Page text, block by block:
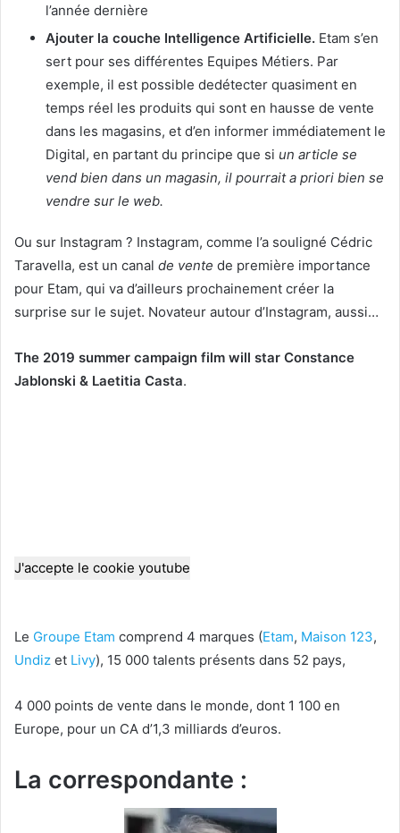
l’année dernière
Ajouter la couche Intelligence Artificielle. Etam s’en
sert pour ses différentes Equipes Métiers. Par
exemple, il est possible dedétecter quasiment en
temps réel les produits qui sont en hausse de vente
dans les magasins, et d’en informer immédiatement le
Digital, en partant du principe que si un article se
vend bien dans un magasin, il pourrait a priori bien se
vendre sur le web.
Ou sur Instagram ? Instagram, comme l’a souligné Cédric
Taravella, est un canal de vente de première importance
pour Etam, qui va d’ailleurs prochainement créer la
surprise sur le sujet. Novateur autour d’Instagram, aussi…
The 2019 summer campaign film will star Constance
Jablonski & Laetitia Casta.
J'accepte le cookie youtube
Le Groupe Etam comprend 4 marques (Etam, Maison 123,
Undiz et Livy), 15 000 talents présents dans 52 pays,
4 000 points de vente dans le monde, dont 1 100 en
Europe, pour un CA d’1,3 milliards d’euros.
La correspondante :